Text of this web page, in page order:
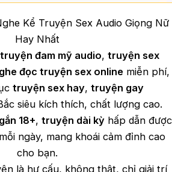
Kể Truyện Sex Audio Giọng Nữ
Hay Nhất
truyện đam mỹ audio, truyện sex
đọc truyện sex online miễn phí,
truyện sex hay, truyện gay
siêu kích thích, chất lượng cao.
18+, truyện dài kỳhấp dẫn được
ngày, mang khoái cảm đỉnh cao
cho bạn.
là hư cấu, không thật, chỉ giải trí